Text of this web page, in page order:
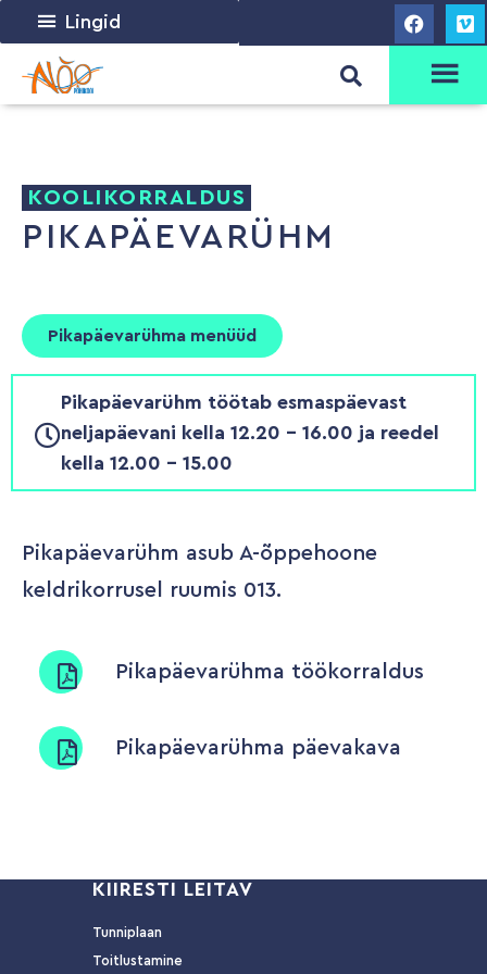
Lingid
KOOLIKORRALDUS
PIKAPÄEVARÜHM
Pikapäevarühma menüüd
Pikapäevarühm töötab esmaspäevast
neljapäevani kella 12.20 - 16.00 ja reedel
kella 12.00 - 15.00
Pikapäevarühm asub A-õppehoone
keldrikorrusel ruumis 013.
Pikapäevarühma töökorraldus
Pikapäevarühma päevakava
KIIRESTI LEITAV
Tunniplaan
Toitlustamine